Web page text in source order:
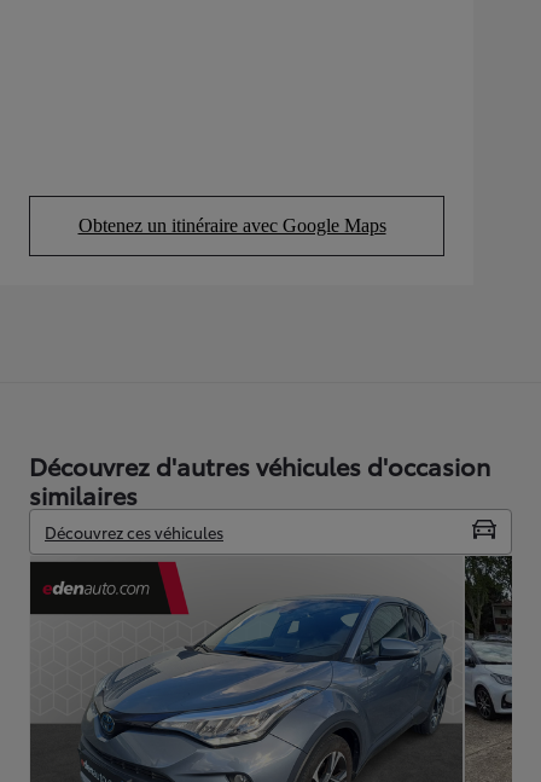
Obtenez un itinéraire avec Google Maps
(Opens in new tab)
Découvrez d'autres véhicules d'occasion
similaires
Découvrez ces véhicules